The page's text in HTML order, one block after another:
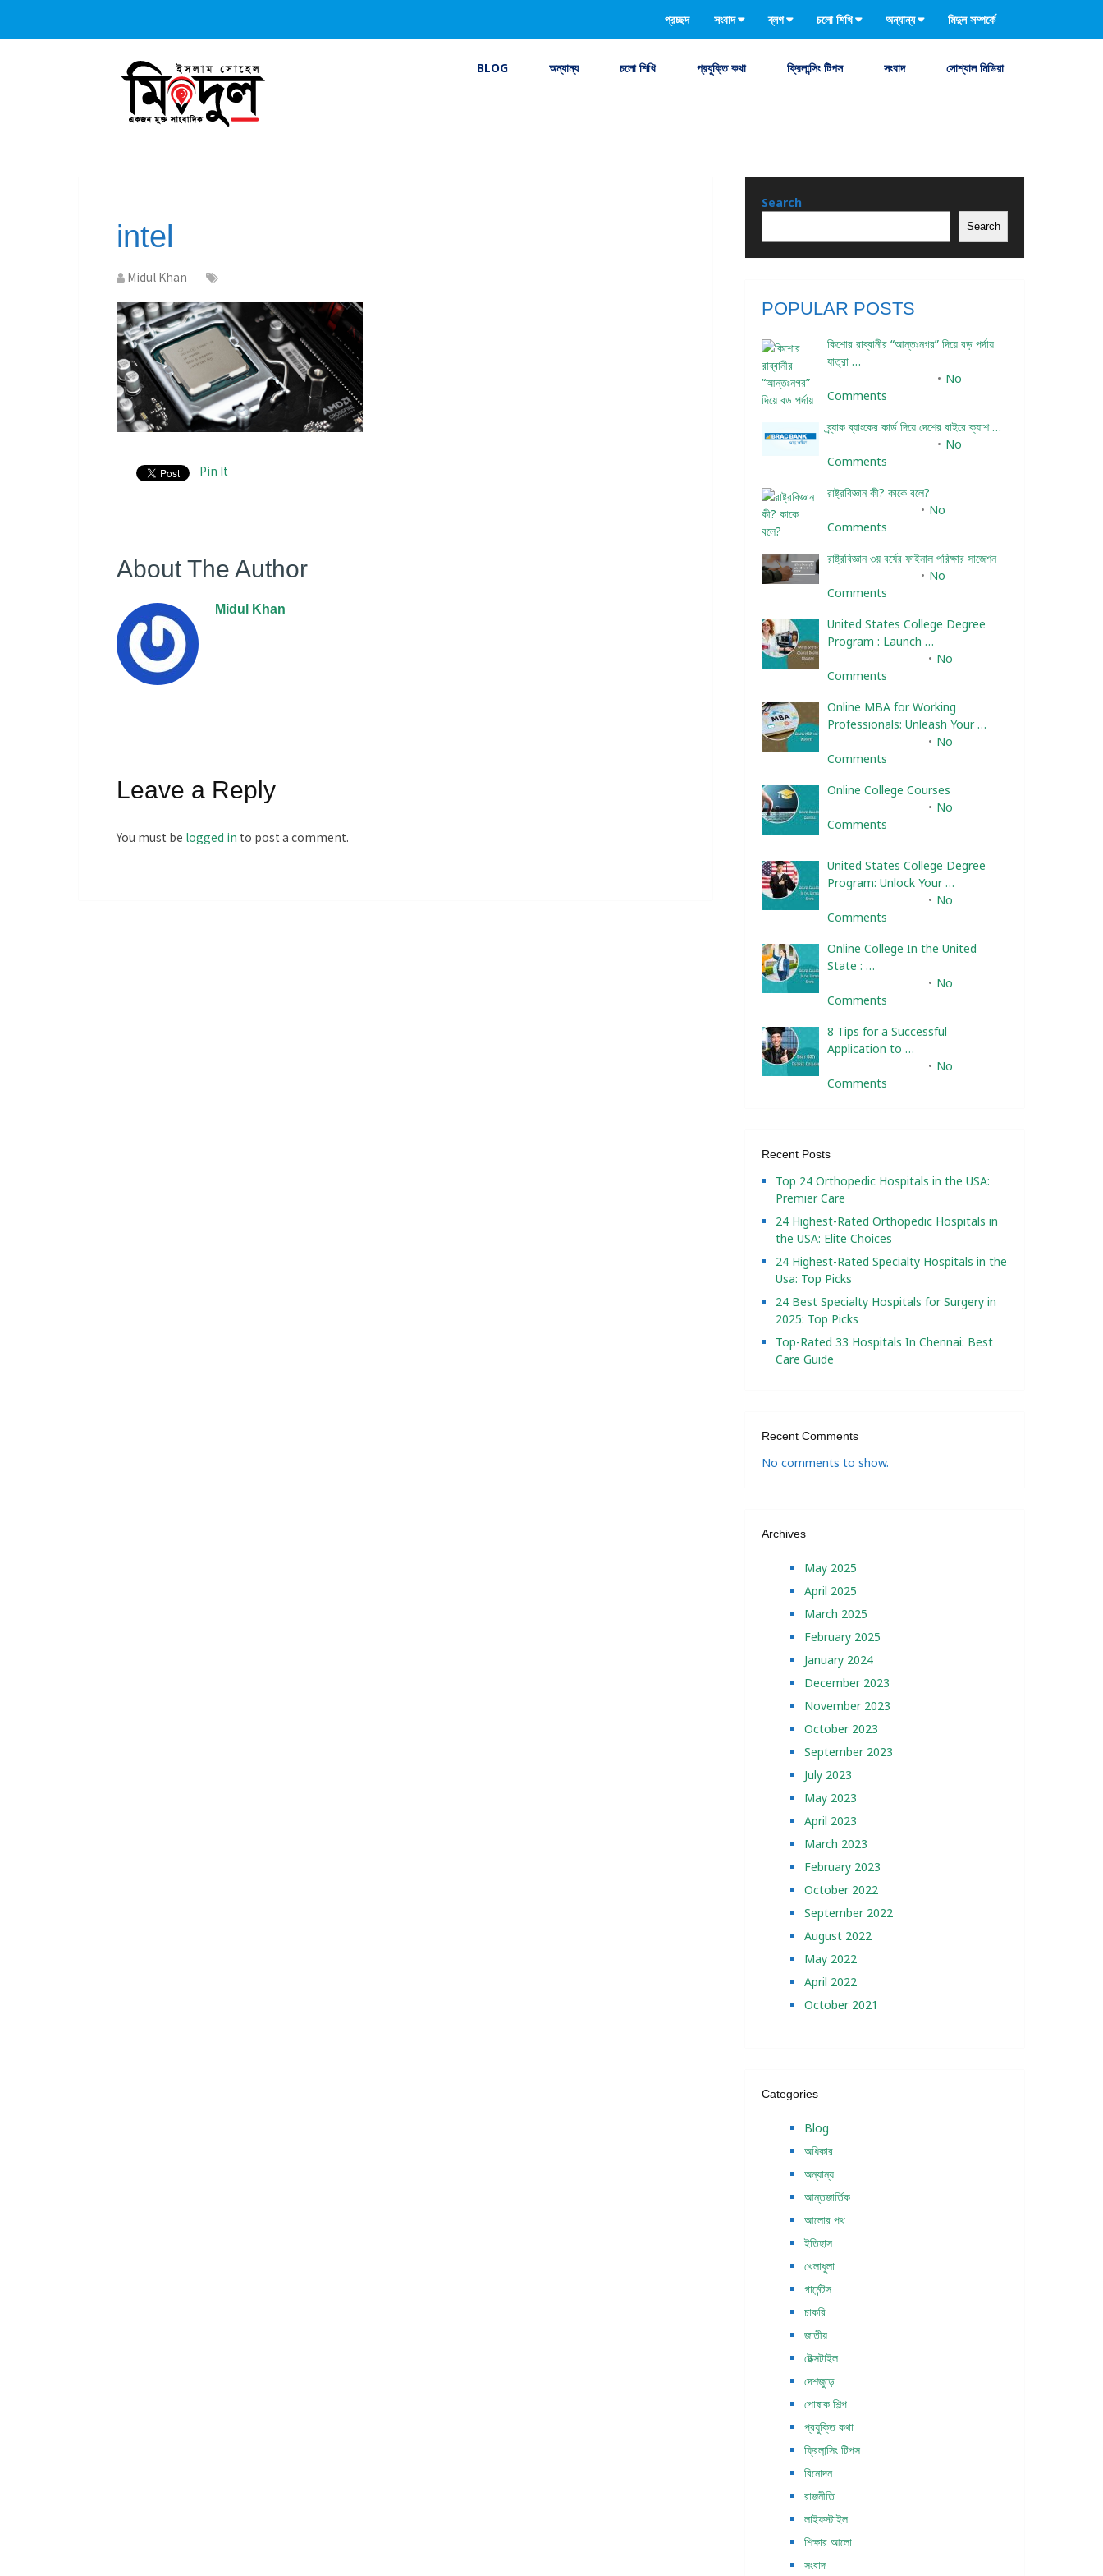
প্রচ্ছদ সংবাদ ব্লগ চলো শিখি অন্যান্য মিদুল সম্পর্কে
BLOG অন্যান্য চলো শিখি প্রযুক্তি কথা ফ্রিলান্সিং টিপস সংবাদ সোশ্যাল মিডিয়া
intel
Midul Khan
Pin It
About The Author
Midul Khan
Leave a Reply
You must be logged in to post a comment.
Search
Search
POPULAR POSTS
কিশোর রাব্বানীর “আন্তঃনগর” দিয়ে বড় পর্দায়
যাত্রা …
No
Comments
ব্র্যাক ব্যাংকের কার্ড দিয়ে দেশের বাইরে ক্যাশ …
No
Comments
রাষ্ট্রবিজ্ঞান কী? কাকে বলে?
No
Comments
রাষ্ট্রবিজ্ঞান ৩য় বর্ষের ফাইনাল পরিক্ষার সাজেশন
No
Comments
United States College Degree
Program : Launch …
No
Comments
Online MBA for Working
Professionals: Unleash Your …
No
Comments
Online College Courses
No
Comments
United States College Degree
Program: Unlock Your …
No
Comments
Online College In the United
State : …
No
Comments
8 Tips for a Successful
Application to …
No
Comments
Recent Posts
Top 24 Orthopedic Hospitals in the USA:
Premier Care
24 Highest-Rated Orthopedic Hospitals in
the USA: Elite Choices
24 Highest-Rated Specialty Hospitals in the
Usa: Top Picks
24 Best Specialty Hospitals for Surgery in
2025: Top Picks
Top-Rated 33 Hospitals In Chennai: Best
Care Guide
Recent Comments
No comments to show.
Archives
May 2025
April 2025
March 2025
February 2025
January 2024
December 2023
November 2023
October 2023
September 2023
July 2023
May 2023
April 2023
March 2023
February 2023
October 2022
September 2022
August 2022
May 2022
April 2022
October 2021
Categories
Blog
অধিকার
অন্যান্য
আন্তজার্তিক
আলোর পথ
ইতিহাস
খেলাধুলা
গার্মেন্টস
চাকরি
জাতীয়
টেক্সটাইল
দেশজুড়ে
পোষাক শিল্প
প্রযুক্তি কথা
ফ্রিলান্সিং টিপস
বিনোদন
রাজনীতি
লাইফস্টাইল
শিক্ষার আলো
সংবাদ